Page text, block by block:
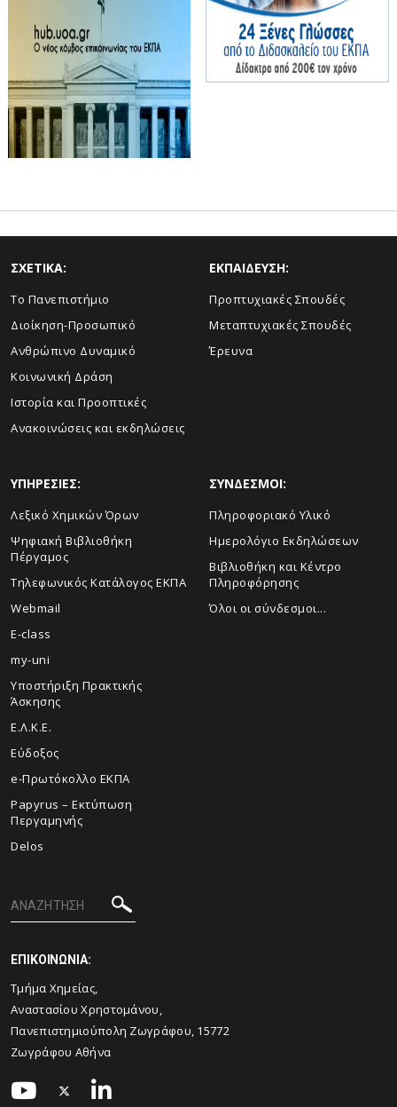
ΣΧΕΤΙΚΑ:
Το Πανεπιστήμιο
Διοίκηση-Προσωπικό
Ανθρώπινο Δυναμικό
Κοινωνική Δράση
Ιστορία και Προοπτικές
Ανακοινώσεις και εκδηλώσεις
ΕΚΠΑΙΔΕΥΣΗ:
Προπτυχιακές Σπουδές
Μεταπτυχιακές Σπουδές
Έρευνα
ΥΠΗΡΕΣΙΕΣ:
Λεξικό Χημικών Όρων
Ψηφιακή Βιβλιοθήκη
Πέργαμος
Τηλεφωνικός Κατάλογος ΕΚΠΑ
Webmail
E-class
my-uni
Υποστήριξη Πρακτικής
Άσκησης
Ε.Λ.Κ.Ε.
Εύδοξος
e-Πρωτόκολλο ΕΚΠΑ
Papyrus – Εκτύπωση
Περγαμηνής
Delos
ΣΥΝΔΕΣΜΟΙ:
Πληροφοριακό Υλικό
Ημερολόγιο Εκδηλώσεων
Βιβλιοθήκη και Κέντρο
Πληροφόρησης
Όλοι οι σύνδεσμοι...
ΕΠΙΚΟΙΝΩΝΙΑ:
Τμήμα Χημείας,
Αναστασίου Χρηστομάνου,
Πανεπιστημιούπολη Ζωγράφου, 15772
Ζωγράφου Αθήνα